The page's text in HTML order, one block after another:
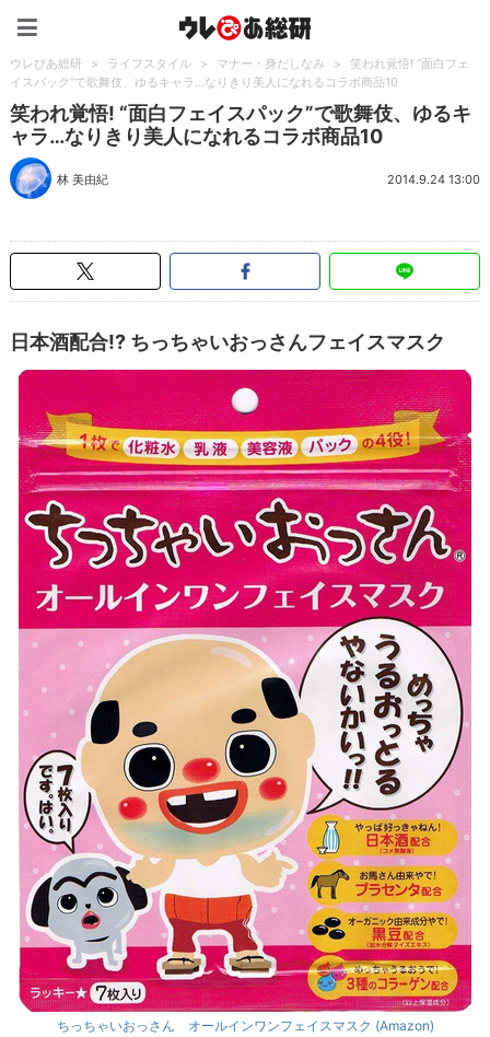
ウレぴあ総研 > ライフスタイル > マナー・身だしなみ >
笑われ覚悟! “面白フェ
イスパック”で歌舞伎、ゆるキャラ…なりきり美人になれるコラボ商品10
笑われ覚悟! “面白フェイスパック”で歌舞伎、ゆるキ
ャラ…なりきり美人になれるコラボ商品10
林 美由紀 2014.9.24 13:00
日本酒配合!? ちっちゃいおっさんフェイスマスク
ちっちゃいおっさん オールインワンフェイスマスク (Amazon)